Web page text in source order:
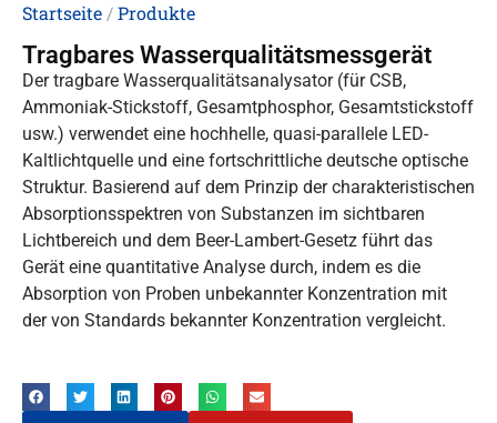
Startseite/Produkte
Tragbares Wasserqualitätsmessgerät
Der tragbare Wasserqualitätsanalysator (für CSB,
Ammoniak-Stickstoff, Gesamtphosphor, Gesamtstickstoff
usw.) verwendet eine hochhelle, quasi-parallele LED-
Kaltlichtquelle und eine fortschrittliche deutsche optische
Struktur. Basierend auf dem Prinzip der charakteristischen
Absorptionsspektren von Substanzen im sichtbaren
Lichtbereich und dem Beer-Lambert-Gesetz führt das
Gerät eine quantitative Analyse durch, indem es die
Absorption von Proben unbekannter Konzentration mit
der von Standards bekannter Konzentration vergleicht.